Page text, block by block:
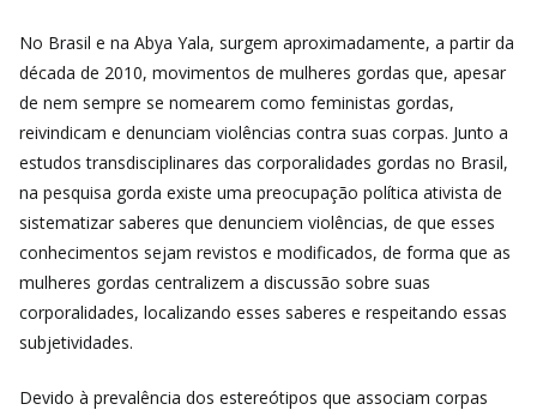
No Brasil e na Abya Yala, surgem aproximadamente, a partir da
década de 2010, movimentos de mulheres gordas que, apesar
de nem sempre se nomearem como feministas gordas,
reivindicam e denunciam violências contra suas corpas. Junto a
estudos transdisciplinares das corporalidades gordas no Brasil,
na pesquisa gorda existe uma preocupação política ativista de
sistematizar saberes que denunciem violências, de que esses
conhecimentos sejam revistos e modificados, de forma que as
mulheres gordas centralizem a discussão sobre suas
corporalidades, localizando esses saberes e respeitando essas
subjetividades.
Devido à prevalência dos estereótipos que associam corpas